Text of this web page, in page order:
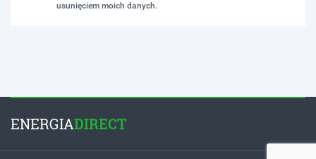
usunięciem moich danych.
ENERGIADIRECT